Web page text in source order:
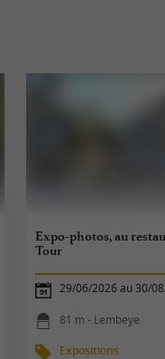
Expo-photos, au
Tour
29/06/2026 au 30/
81 m - Lembeye
Expositions